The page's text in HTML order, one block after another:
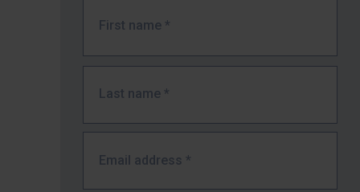
First name *
Last name *
Email address *